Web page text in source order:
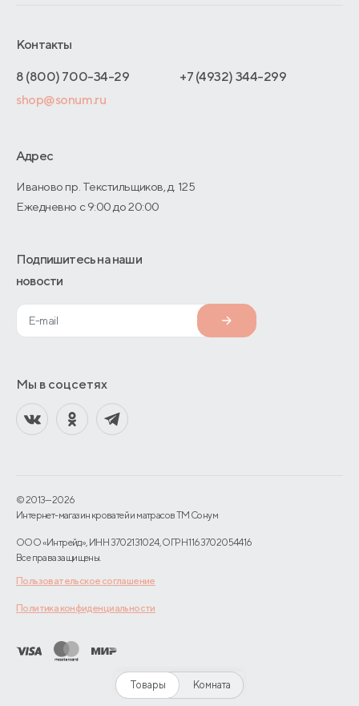
Товары Комната
Отзывы покупателей
Как оформить заказ
Адреса магазинов
Договор-оферты
Отельерам
Оптовые продажи
О производстве
Контакты
8 (800) 700-34-29
+7 (4932) 344-299
shop@sonum.ru
Адрес
Иваново пр. Текстильщиков, д. 125
Ежедневно с 9:00 до 20:00
Подпишитесь на наши
новости
Мы в соцсетях
© 2013—2026
Интернет-магазин кроватей и матрасов TM Сонум
ООО «Интрейд», ИНН 3702131024, ОГРН 1163702054416
Все права защищены.
Пользовательское соглашение
Политика конфиденциальности